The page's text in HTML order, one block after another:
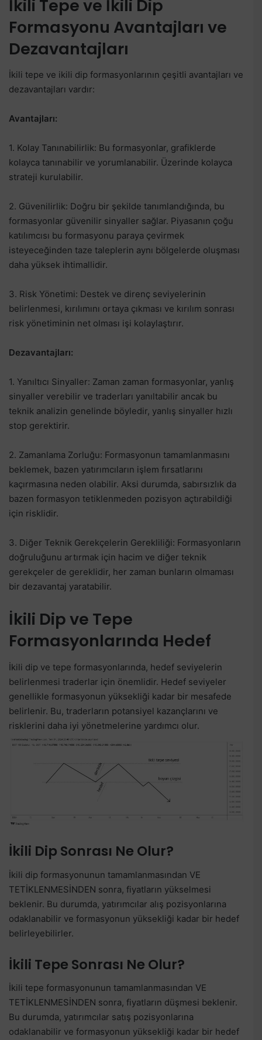
İkili Tepe ve İkili Dip
Formasyonu Avantajları ve
Dezavantajları
İkili tepe ve ikili dip formasyonlarının çeşitli avantajları ve
dezavantajları vardır:
Avantajları:
1. Kolay Tanınabilirlik: Bu formasyonlar, grafiklerde
kolayca tanınabilir ve yorumlanabilir. Üzerinde kolayca
strateji kurulabilir.
2. Güvenilirlik: Doğru bir şekilde tanımlandığında, bu
formasyonlar güvenilir sinyaller sağlar. Piyasanın çoğu
katılımcısı bu formasyonu paraya çevirmek
isteyeceğinden taze taleplerin aynı bölgelerde oluşması
daha yüksek ihtimallidir.
3. Risk Yönetimi: Destek ve direnç seviyelerinin
belirlenmesi, kırılımını ortaya çıkması ve kırılım sonrası
risk yönetiminin net olması işi kolaylaştırır.
Dezavantajları:
1. Yanıltıcı Sinyaller: Zaman zaman formasyonlar, yanlış
sinyaller verebilir ve traderları yanıltabilir ancak bu
teknik analizin genelinde böyledir, yanlış sinyaller hızlı
stop gerektirir.
2. Zamanlama Zorluğu: Formasyonun tamamlanmasını
beklemek, bazen yatırımcıların işlem fırsatlarını
kaçırmasına neden olabilir. Aksi durumda, sabırsızlık da
bazen formasyon tetiklenmeden pozisyon açtırabildiği
için risklidir.
3. Diğer Teknik Gerekçelerin Gerekliliği: Formasyonların
doğruluğunu artırmak için hacim ve diğer teknik
gerekçeler de gereklidir, her zaman bunların olmaması
bir dezavantaj yaratabilir.
İkili Dip ve Tepe
Formasyonlarında Hedef
İkili dip ve tepe formasyonlarında, hedef seviyelerin
belirlenmesi traderlar için önemlidir. Hedef seviyeler
genellikle formasyonun yüksekliği kadar bir mesafede
belirlenir. Bu, traderların potansiyel kazançlarını ve
risklerini daha iyi yönetmelerine yardımcı olur.
İkili Dip Sonrası Ne Olur?
İkili dip formasyonunun tamamlanmasından VE
TETİKLENMESİNDEN sonra, fiyatların yükselmesi
beklenir. Bu durumda, yatırımcılar alış pozisyonlarına
odaklanabilir ve formasyonun yüksekliği kadar bir hedef
belirleyebilirler.
İkili Tepe Sonrası Ne Olur?
İkili tepe formasyonunun tamamlanmasından VE
TETİKLENMESİNDEN sonra, fiyatların düşmesi beklenir.
Bu durumda, yatırımcılar satış pozisyonlarına
odaklanabilir ve formasyonun yüksekliği kadar bir hedef